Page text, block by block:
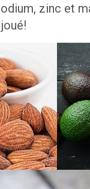
zinc et